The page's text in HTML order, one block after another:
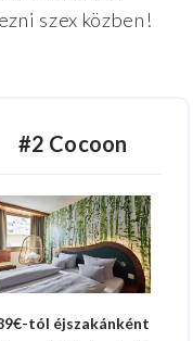
szex közben!
#2 Cocoon
tól éjszakánként